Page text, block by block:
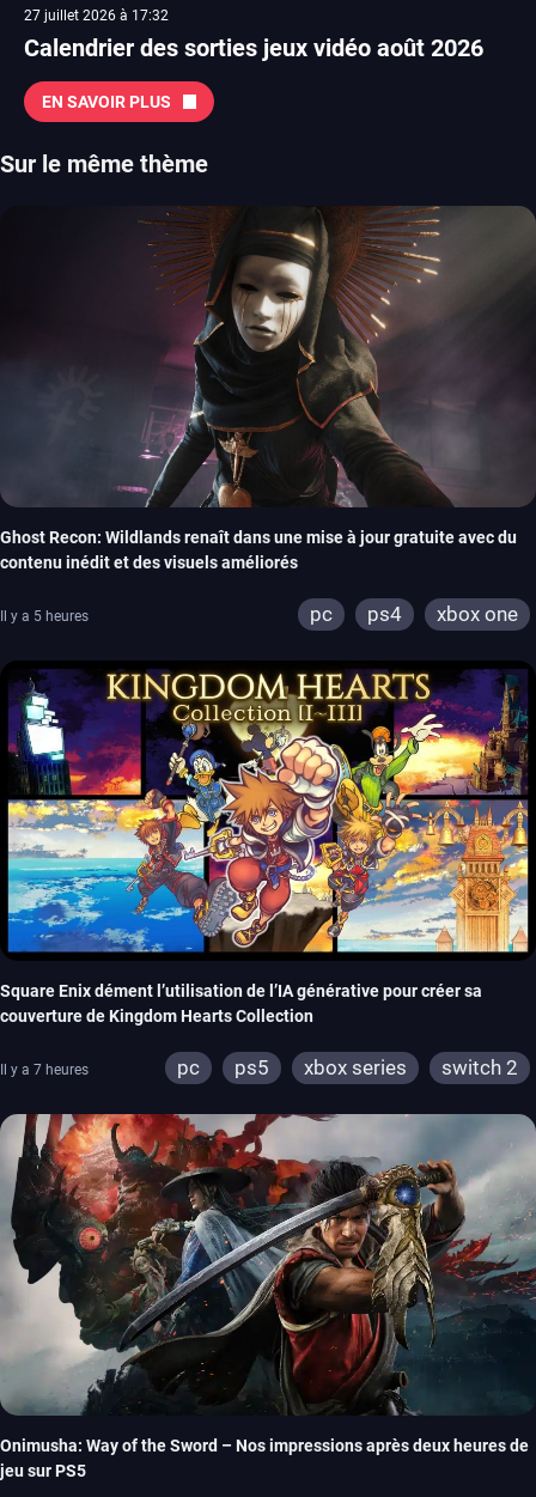
27 juillet 2026 à 17:32
Calendrier des sorties jeux vidéo août 2026
EN SAVOIR PLUS
Sur le même thème
Ghost Recon: Wildlands renaît dans une mise à jour gratuite avec du
contenu inédit et des visuels améliorés
Il y a 5 heures pc ps4 xbox one
Square Enix dément l’utilisation de l’IA générative pour créer sa
couverture de Kingdom Hearts Collection
Il y a 7 heures pc ps5 xbox series switch 2
Onimusha: Way of the Sword – Nos impressions après deux heures de
jeu sur PS5